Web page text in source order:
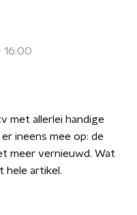
16:00
met allerlei handige
ineens mee op: de
meer vernieuwd. Wat
hele artikel.